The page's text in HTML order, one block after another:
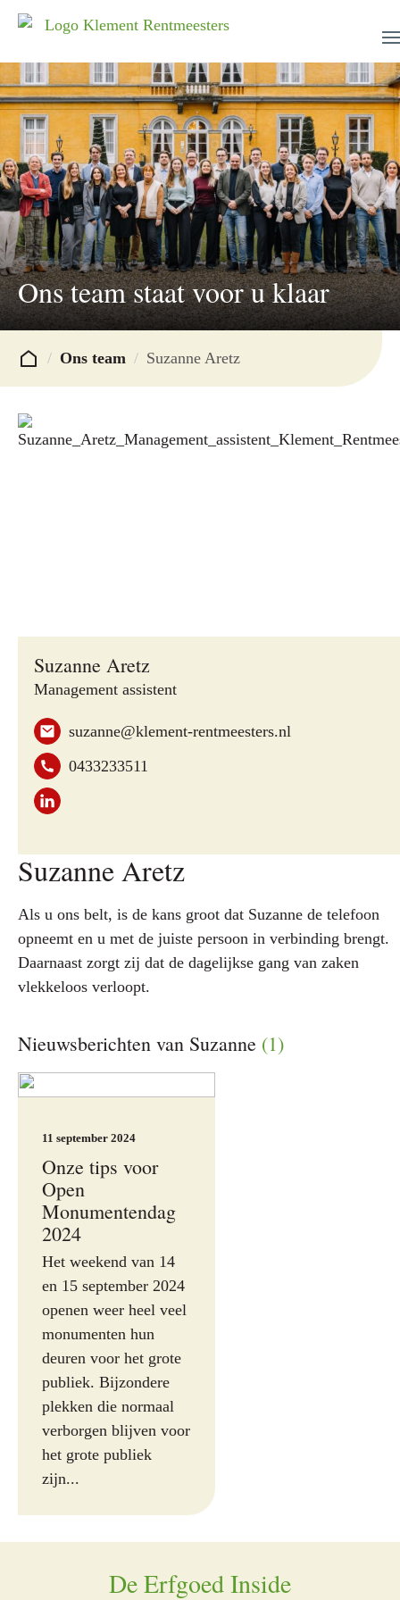
Ons team staat voor u klaar
/ Ons team / Suzanne Aretz
Suzanne Aretz
Als u ons belt, is de kans groot dat Suzanne de telefoon
opneemt en u met de juiste persoon in verbinding brengt.
Daarnaast zorgt zij dat de dagelijkse gang van zaken
vlekkeloos verloopt.
Nieuwsberichten van Suzanne (1)
11 september 2024
Onze tips voor
Open
Monumentendag
2024
Het weekend van 14
en 15 september 2024
openen weer heel veel
monumenten hun
deuren voor het grote
publiek. Bijzondere
plekken die normaal
verborgen blijven voor
het grote publiek
zijn...
Suzanne Aretz
Management assistent
suzanne@klement-rentmeesters.nl
0433233511
De Erfgoed Inside